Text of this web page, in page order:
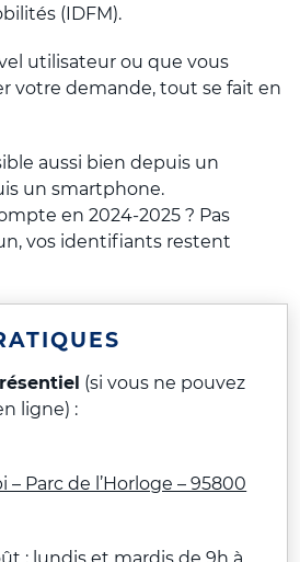
(IDFM).
utilisateur ou que vous
votre demande, tout se fait en
aussi bien depuis un
un smartphone.
en 2024-2025 ? Pas
vos identifiants restent
(si vous ne pouvez
ligne) :
– Parc de l’Horloge – 95800